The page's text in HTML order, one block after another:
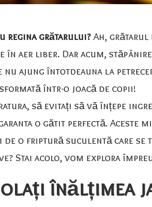
regina grătarului?Ah, grătarul
în aer liber. Dar acum,
ajung întotdeauna la
într-o joacă de copii!
să evitați să vă înțepe
o gătit perfectă. Aceste
de o friptură suculentă care se
Stai acolo, vom explora
înălțimea